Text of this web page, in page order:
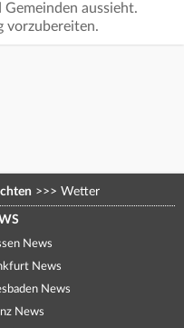
aussieht.
vorzubereiten.
>>> Wetter
News
News
News
News